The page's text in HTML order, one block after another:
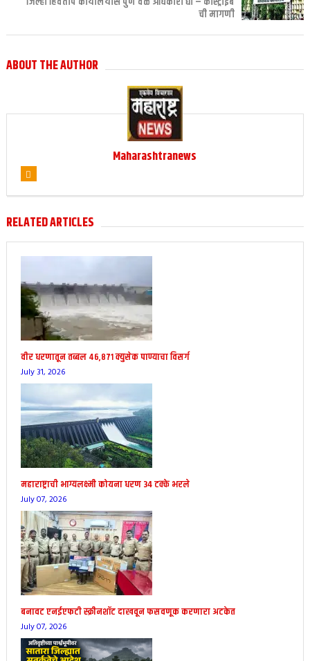
ची मागणी
ABOUT THE AUTHOR
Maharashtranews
RELATED ARTICLES
वीर धरणातून तब्बल ४६,८७१ क्युसेक पाण्याचा विसर्ग
July 31, 2026
महाराष्ट्राची भाग्यलक्ष्मी कोयना धरण 34 टक्के भरले
July 07, 2026
बनावट एनईएफटी स्क्रीनशॉट दाखवून फसवणूक करणारा अटकेत
July 07, 2026